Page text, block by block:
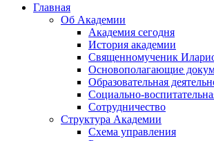
Главная
Об Академии
Академия сегодня
История академии
Священномученик
Основополагающие
Образовательная
Социально-
Сотрудничество
Структура Академии
Схема управления